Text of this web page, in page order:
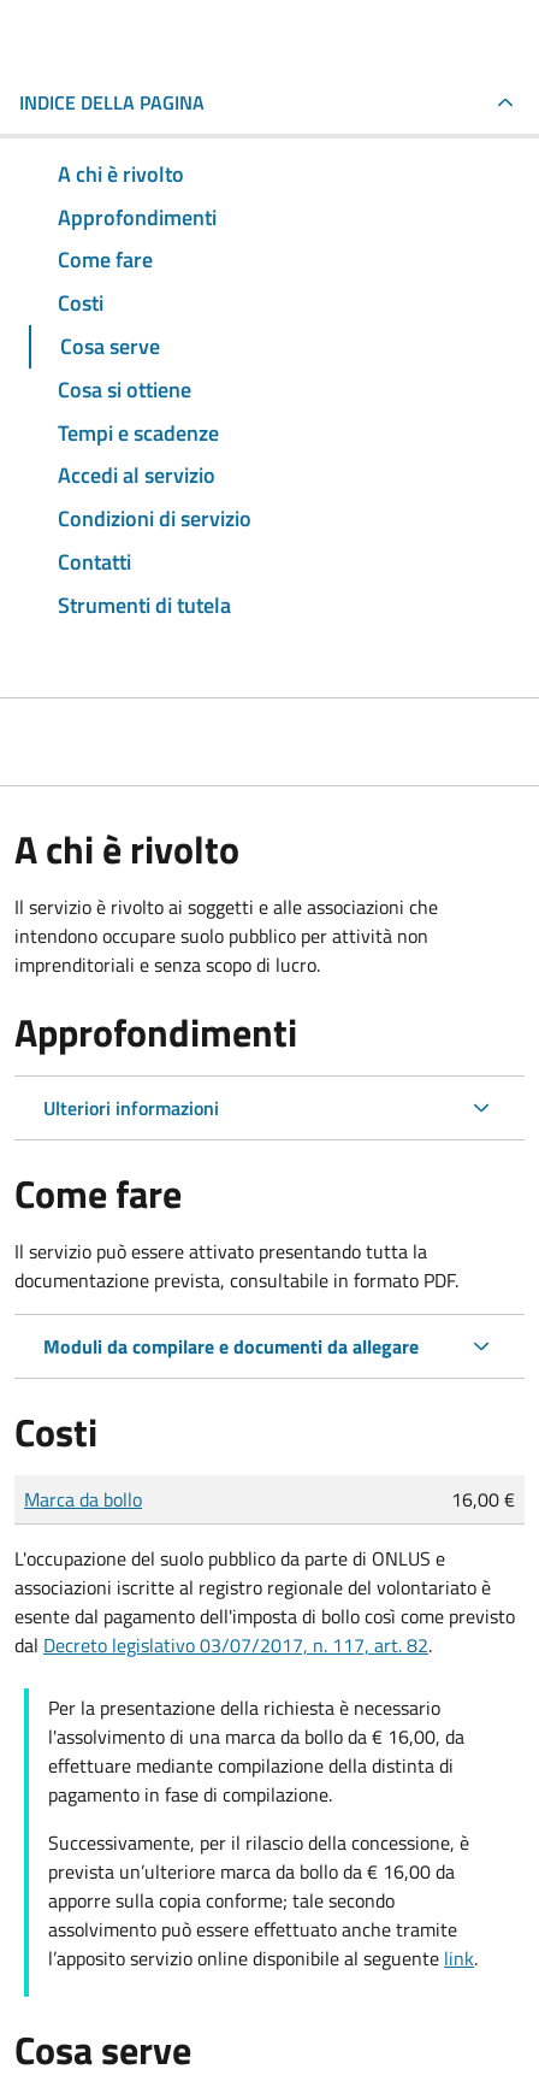
INDICE DELLA PAGINA
A chi è rivolto
Approfondimenti
Come fare
Costi
Cosa serve
Cosa si ottiene
Tempi e scadenze
Accedi al servizio
Condizioni di servizio
Contatti
Strumenti di tutela
A chi è rivolto
Il servizio è rivolto ai soggetti e alle associazioni che
intendono occupare suolo pubblico per attività non
imprenditoriali e senza scopo di lucro.
Approfondimenti
Ulteriori informazioni
Come fare
Il servizio può essere attivato presentando tutta la
documentazione prevista, consultabile in formato PDF.
Moduli da compilare e documenti da allegare
Costi
Tipo di pagamento
Importo
Marca da bollo 16,00 €
L'occupazione del suolo pubblico da parte di ONLUS e
associazioni iscritte al registro regionale del volontariato è
esente dal pagamento dell'imposta di bollo così come previsto
dal Decreto legislativo 03/07/2017, n. 117, art. 82.
Per la presentazione della richiesta è necessario
l'assolvimento di una marca da bollo da € 16,00, da
effettuare mediante compilazione della distinta di
pagamento in fase di compilazione.
Successivamente, per il rilascio della concessione, è
prevista un’ulteriore marca da bollo da € 16,00 da
apporre sulla copia conforme; tale secondo
assolvimento può essere effettuato anche tramite
l’apposito servizio online disponibile al seguente link.
Cosa serve